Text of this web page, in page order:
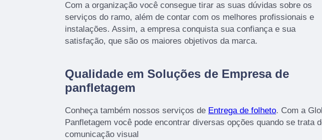
Com a organização você consegue tirar as suas dúvidas sobre os
serviços do ramo, além de contar com os melhores profissionais e
instalações. Assim, a empresa conquista sua confiança e sua
satisfação, que são os maiores objetivos da marca.
Qualidade em Soluções de Empresa de
panfletagem
Conheça também nossos serviços de Entrega de folheto. Com a
Panfletagem você pode encontrar diversas opções quando se trata
comunicação visual